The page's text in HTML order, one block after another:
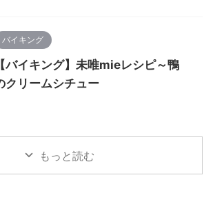
バイキング
【バイキング】未唯mieレシピ～鴨
クリームシチュー
もっと読む